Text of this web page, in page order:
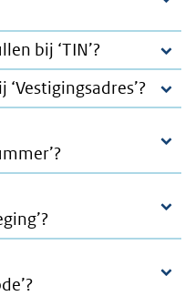
bij ‘TIN’?